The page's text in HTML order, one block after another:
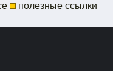
полезные ссылки